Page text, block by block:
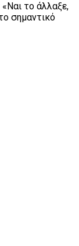
το άλλαξε,
σημαντικό